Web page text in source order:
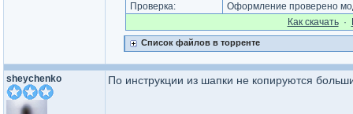
Проверка:
Оформление проверено
Как cкачать·
Список файлов в торренте
sheychenko По инструкции из шапки не копируются